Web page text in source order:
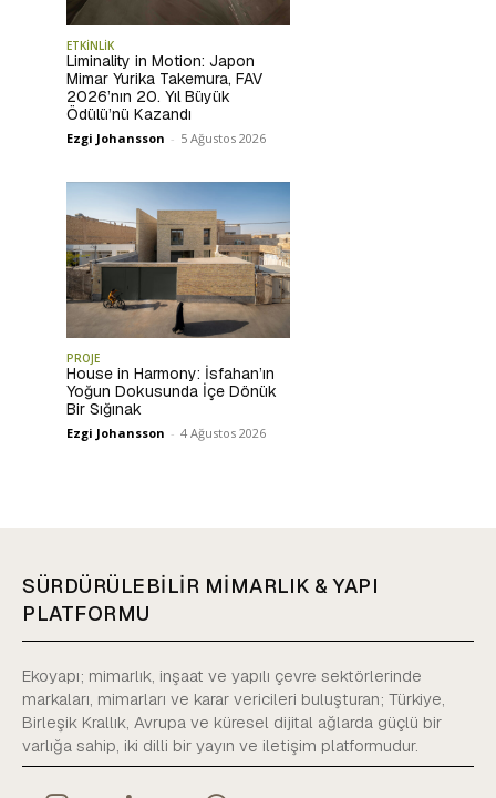
ETKİNLİK
Liminality in Motion: Japon
Mimar Yurika Takemura, FAV
2026’nın 20. Yıl Büyük
Ödülü’nü Kazandı
Ezgi Johansson - 5 Ağustos 2026
PROJE
House in Harmony: İsfahan’ın
Yoğun Dokusunda İçe Dönük
Bir Sığınak
Ezgi Johansson - 4 Ağustos 2026
SÜRDÜRÜLEBİLİR MİMARLIK & YAPI
PLATFORMU
Ekoyapı; mimarlık, inşaat ve yapılı çevre sektörlerinde
markaları, mimarları ve karar vericileri buluşturan; Türkiye,
Birleşik Krallık, Avrupa ve küresel dijital ağlarda güçlü bir
varlığa sahip, iki dilli bir yayın ve iletişim platformudur.